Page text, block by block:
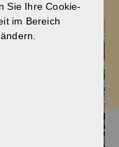
Sie Ihre Cookie-
im Bereich